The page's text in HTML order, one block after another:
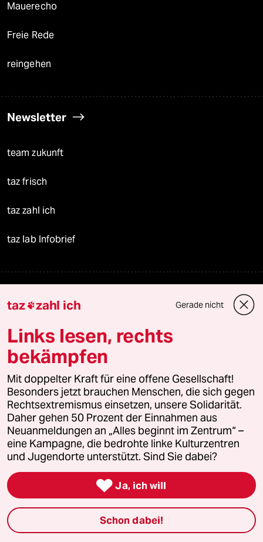
Mauerecho
Freie Rede
reingehen
Newsletter
team zukunft
taz frisch
taz zahl ich
taz lab Infobrief
Demnächst
Vor Ort
Live im Stream
Vergangene
taz lab 2027
Mehr taz Lesestoff
taz Blogs
taz zahl ich Gerade nicht
Links lesen, rechts
bekämpfen
Mit doppelter Kraft für eine offene Gesellschaft!
Besonders jetzt brauchen Menschen, die sich gegen
Rechtsextremismus einsetzen, unsere Solidarität.
Daher gehen 50 Prozent der Einnahmen aus
Neuanmeldungen an „Alles beginnt im Zentrum“ –
eine Kampagne, die bedrohte linke Kulturzentren
und Jugendorte unterstützt. Sind Sie dabei?
 Ja, ich will
Schon dabei!